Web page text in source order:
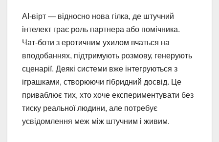
AI-вірт — відносно нова гілка, де штучний
інтелект грає роль партнера або помічника.
Чат-боти з еротичним ухилом вчаться на
вподобаннях, підтримують розмову, генерують
сценарії. Деякі системи вже інтегруються з
іграшками, створюючи гібридний досвід. Це
приваблює тих, хто хоче експериментувати без
тиску реальної людини, але потребує
усвідомлення меж між штучним і живим.